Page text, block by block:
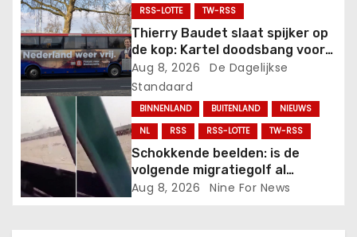
i
e
RSS-LOTTE
TW-RSS
Thierry Baudet slaat spijker op
de kop: Kartel doodsbang voor
succes van FVD-school.
Aug 8, 2026
De Dagelijkse
Standaard
BINNENLAND BUITENLAND
NIEUWS
NL
RSS RSS-LOTTE TW-RSS
Schokkende beelden: is de
volgende migratiegolf al
onderweg?.
Aug 8, 2026 Nine For News